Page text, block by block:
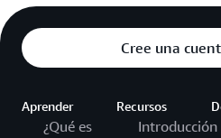
Cree una
Aprender
¿Qué es
Recursos
Introducción